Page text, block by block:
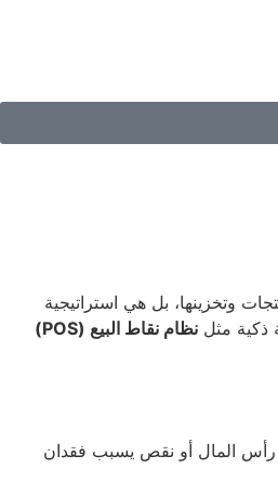
وتخزينها، بل هي استراتيجية
ذكية مثل نظام نقاط البيع (POS)
رأس المال أو نقص يسبب فقدان